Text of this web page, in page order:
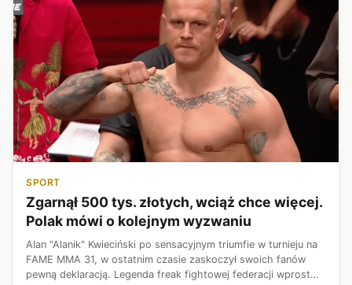
SPORT
Zgarnął 500 tys. złotych, wciąż chce więcej.
Polak mówi o kolejnym wyzwaniu
Alan "Alanik" Kwieciński po sensacyjnym triumfie w turnieju na
FAME MMA 31, w ostatnim czasie zaskoczył swoich fanów
pewną deklaracją. Legenda freak fightowej federacji wprost